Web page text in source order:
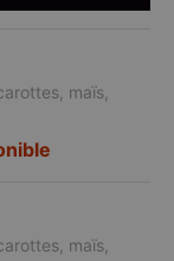
maïs,
maïs,